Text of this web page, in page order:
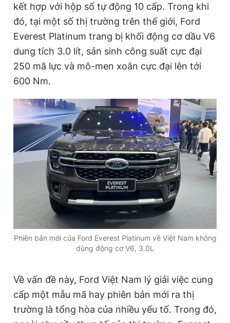
kết hợp với hộp số tự động 10 cấp. Trong khi
đó, tại một số thị trường trên thế giới, Ford
Everest Platinum trang bị khối động cơ dầu V6
dung tích 3.0 lít, sản sinh công suất cực đại
250 mã lực và mô-men xoắn cực đại lên tới
600 Nm.
Phiên bản mới của Ford Everest Platinum về Việt Nam không
dùng động cơ V6, 3.0L
Về vấn đề này, Ford Việt Nam lý giải việc cung
cấp một mẫu mã hay phiên bản mới ra thị
trường là tổng hòa của nhiều yếu tố. Trong đó,